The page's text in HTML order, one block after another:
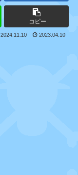
コピー
2024.11.10 2023.04.10